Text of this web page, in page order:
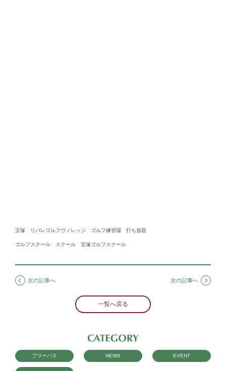
宝塚 リバレゴルフヴィレッジ ゴルフ練習場 打ち放題
ゴルフスクール スクール 宝塚ゴルフスクール
次の記事へ
一覧へ戻る
次の記事へ
フリーパス NEWS EVENT